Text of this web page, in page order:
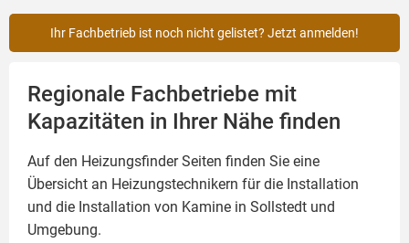
Ihr Fachbetrieb ist noch nicht gelistet? Jetzt anmelden!
Regionale Fachbetriebe mit
Kapazitäten in Ihrer Nähe finden
Auf den Heizungsfinder Seiten finden Sie eine
Übersicht an Heizungstechnikern für die Installation
und die Installation von Kamine in Sollstedt und
Umgebung.